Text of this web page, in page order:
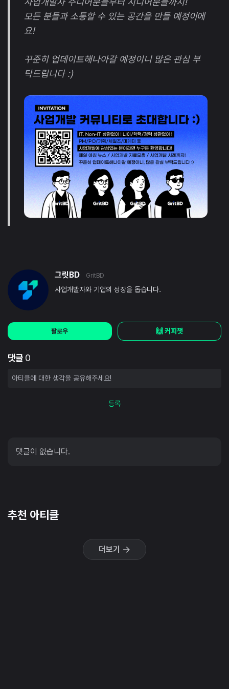
모든 분들과 소통할 수 있는 공간을 만들 예정이에
요!
꾸준히 업데이트해나아갈 예정이니 많은 관심 부
탁드립니다 :)
그릿BD GritBD
사업개발자와 기업의 성장을 돕습니다.
팔로우 🙌 커피챗
댓글 0
등록
댓글이 없습니다.
추천 아티클
더보기